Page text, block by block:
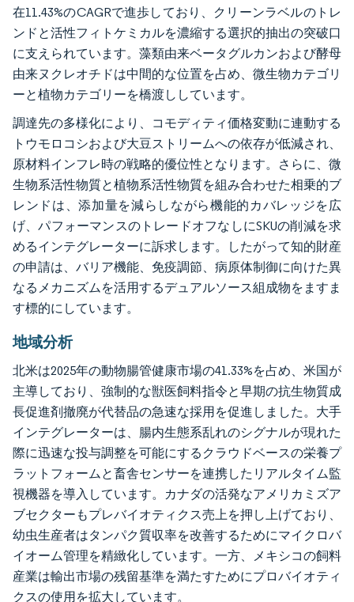
在11.43%のCAGRで進歩しており、クリーンラベルのトレ
ンドと活性フィトケミカルを濃縮する選択的抽出の突破口
に支えられています。藻類由来ベータグルカンおよび酵母
由来ヌクレオチドは中間的な位置を占め、微生物カテゴリ
ーと植物カテゴリーを橋渡ししています。
調達先の多様化により、コモディティ価格変動に連動する
トウモロコシおよび大豆ストリームへの依存が低減され、
原材料インフレ時の戦略的優位性となります。さらに、微
生物系活性物質と植物系活性物質を組み合わせた相乗的ブ
レンドは、添加量を減らしながら機能的カバレッジを広
げ、パフォーマンスのトレードオフなしにSKUの削減を求
めるインテグレーターに訴求します。したがって知的財産
の申請は、バリア機能、免疫調節、病原体制御に向けた異
なるメカニズムを活用するデュアルソース組成物をますま
す標的にしています。
地域分析
北米は2025年の動物腸管健康市場の41.33%を占め、米国が
主導しており、強制的な獣医飼料指令と早期の抗生物質成
長促進剤撤廃が代替品の急速な採用を促進しました。大手
インテグレーターは、腸内生態系乱れのシグナルが現れた
際に迅速な投与調整を可能にするクラウドベースの栄養プ
ラットフォームと畜舎センサーを連携したリアルタイム監
視機器を導入しています。カナダの活発なアメリカミズア
ブセクターもプレバイオティクス売上を押し上げており、
幼虫生産者はタンパク質収率を改善するためにマイクロバ
イオーム管理を精緻化しています。一方、メキシコの飼料
産業は輸出市場の残留基準を満たすためにプロバイオティ
クスの使用を拡大しています。